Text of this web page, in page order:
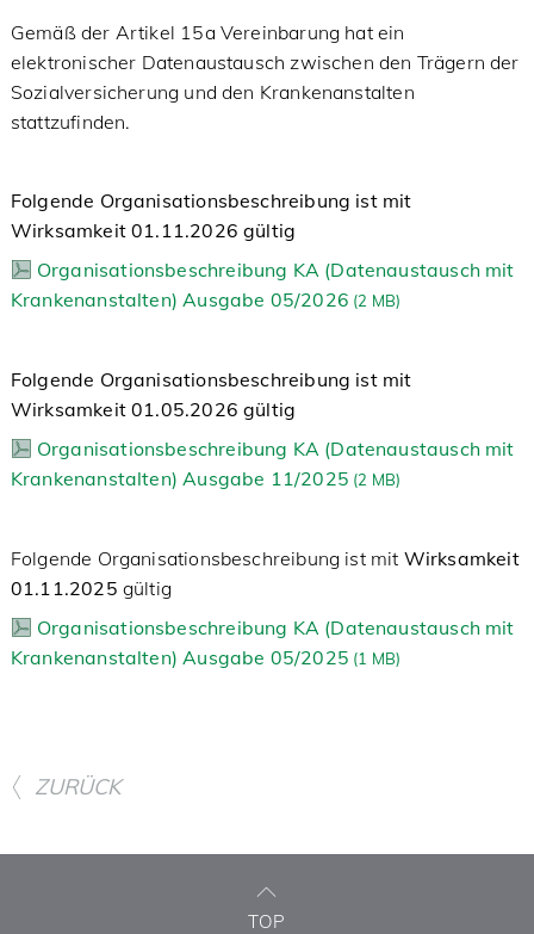
Gemäß der Artikel 15a Vereinbarung hat ein
elektronischer Datenaustausch zwischen den Trägern der
Sozialversicherung und den Krankenanstalten
stattzufinden.
Folgende Organisationsbeschreibung ist mit
Wirksamkeit 01.11.2026 gültig
Organisationsbeschreibung KA (Datenaustausch mit
Krankenanstalten) Ausgabe 05/2026 (2 MB)
Folgende Organisationsbeschreibung ist mit
Wirksamkeit 01.05.2026 gültig
Organisationsbeschreibung KA (Datenaustausch mit
Krankenanstalten) Ausgabe 11/2025 (2 MB)
Folgende Organisationsbeschreibung ist mit Wirksamkeit
01.11.2025 gültig
Organisationsbeschreibung KA (Datenaustausch mit
Krankenanstalten) Ausgabe 05/2025 (1 MB)
ZURÜCK
TOP